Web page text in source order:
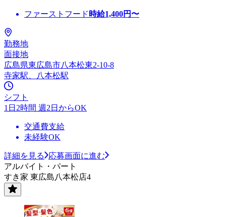
ファーストフード 時給1,400円〜
勤務地
面接地
広島県東広島市八本松東2-10-8
寺家駅、八本松駅
シフト
1日2時間 週2日からOK
交通費支給
未経験OK
詳細を見る
応募画面に進む
アルバイト・パート
すき家 東広島八本松店4